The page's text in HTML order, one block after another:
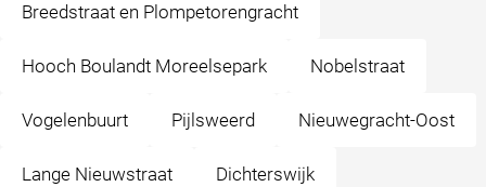
Breedstraat en Plompetorengracht
Hooch Boulandt Moreelsepark Nobelstraat
Vogelenbuurt Pijlsweerd Nieuwegracht-Oost
Lange Nieuwstraat Dichterswijk